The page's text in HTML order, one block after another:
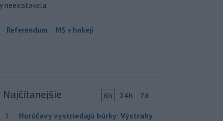
neexistovala
Referendum MS v hokeji
Najčítanejšie 6h 24h 7d
1
Horúčavy vystriedajú búrky: Výstrahy